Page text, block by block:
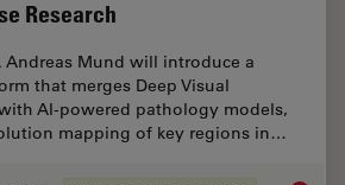
Research
Andreas Mund will introduce a
that merges Deep Visual
AI-powered pathology models,
mapping of key regions in…